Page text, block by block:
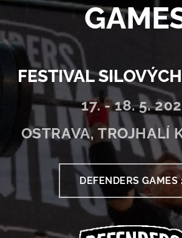
FESTIVAL
17. - 18. 5.
OSTRAVA, TROJHALÍ
DEFENDERS GAMES